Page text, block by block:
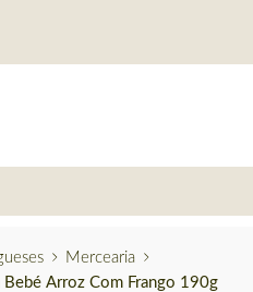
Mercearia
Bebé Arroz Com Frango 190g